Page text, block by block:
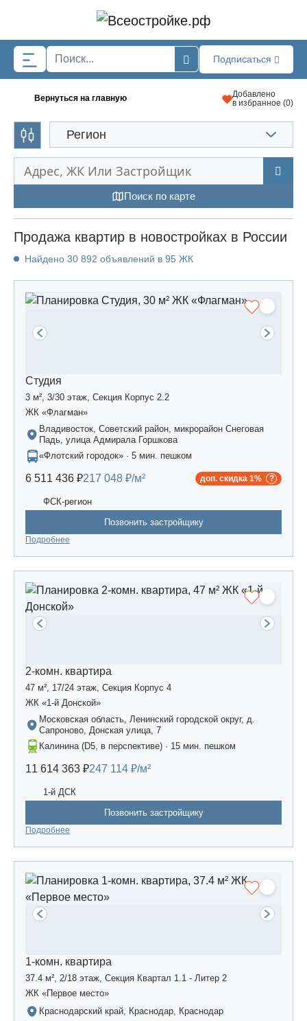
Подписаться
Вернуться на главную
Добавлено
в избранное (0)
Регион
Поиск по карте
Продажа квартир в новостройках в России
Найдено 30 892 объявлений в 95 ЖК
Студия
3 м², 3/30 этаж, Секция Корпус 2.2
ЖК «Флагман»
Владивосток, Советский район, микрорайон Снеговая
Падь, улица Адмирала Горшкова
«Флотский городок» · 5 мин. пешком
6 511 436 ₽217 048 ₽/м² доп. скидка 1%
ФСК-регион
Позвонить застройщику
Подробнее
2-комн. квартира
47 м², 17/24 этаж, Секция Корпус 4
ЖК «1-й Донской»
Московская область, Ленинский городской округ, д.
Сапроново, Донская улица, 7
Калинина (D5, в перспективе) · 15 мин. пешком
11 614 363 ₽247 114 ₽/м²
1-й ДСК
Позвонить застройщику
Подробнее
1-комн. квартира
37.4 м², 2/18 этаж, Секция Квартал 1.1 - Литер 2
ЖК «Первое место»
Краснодарский край, Краснодар, Краснодар